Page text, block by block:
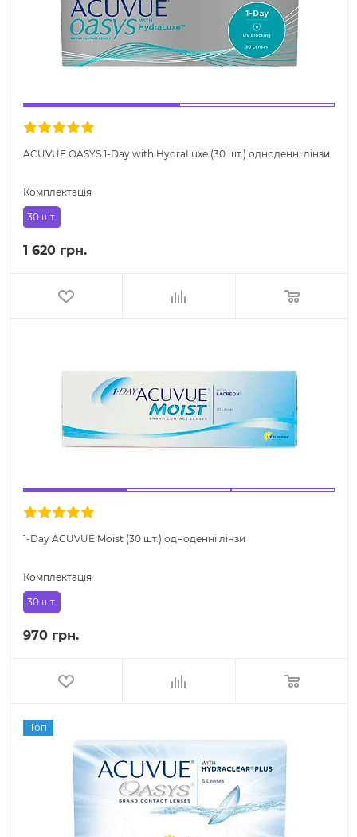
ACUVUE OASYS 1-Day with HydraLuxe (30 шт.) одноденні лінзи
Комплектація
30 шт.
1 620 грн.
1-Day ACUVUE Moist (30 шт.) одноденні лінзи
Комплектація
30 шт.
970 грн.
Топ